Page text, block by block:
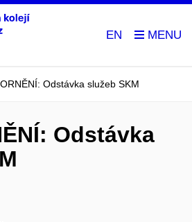
EN
Odstávka služeb SKM
Odstávka